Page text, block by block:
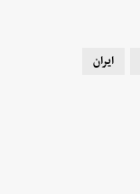
ایران